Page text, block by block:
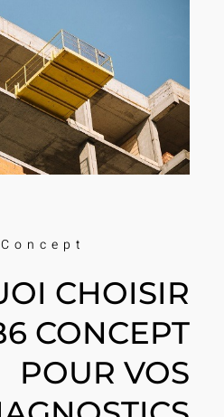
CHOISIR
CONCEPT
POUR VOS